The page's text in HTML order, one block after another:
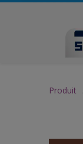
Produit